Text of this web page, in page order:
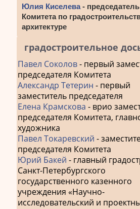
Юлия Киселева- председатель
Комитета по
архитектуре
градостроительное
Павел Соколов- первый
председателя Комитета
Александр Тетерин - первый
заместитель председателя
Елена Крамскова - врио
председателя Комитета,
художника
Павел Токаревский -
председателя Комитета
Юрий Бакей - главный
Санкт-Петербургского
государственного казенного
учреждения «Научно-
исследовательский и